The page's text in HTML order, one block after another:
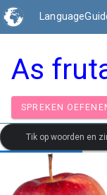
As
SPREKEN
Tik op woorden en